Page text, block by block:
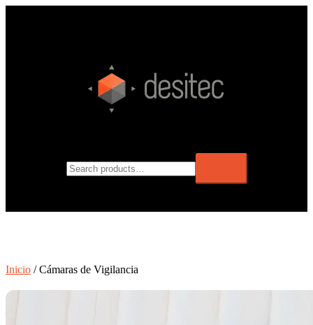
Inicio / Cámaras de Vigilancia